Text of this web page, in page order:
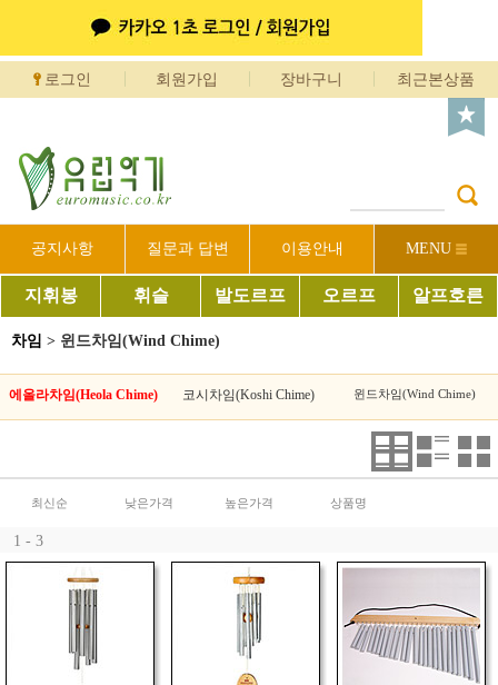
로그인 회원가입 장바구니 최근본상품
공지사항 질문과 답변 이용안내 MENU
지휘봉 휘슬 발도르프 오르프 알프호른
차임 > 윈드차임(Wind Chime)
에올라차임(Heola Chime) 코시차임(Koshi Chime) 윈드차임(Wind Chime)
최신순 낮은가격 높은가격 상품명
1 - 3